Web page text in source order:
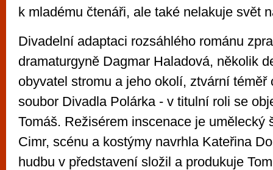
k mladému čtenáři, ale také nelakuje svět
Divadelní adaptaci rozsáhlého románu
dramaturgyně Dagmar Haladová, několik
obyvatel stromu a jeho okolí, ztvární téměř
soubor Divadla Polárka - v titulní roli se
Tomáš. Režisérem inscenace je umělecký
Cimr, scénu a kostýmy navrhla Kateřina
hudbu v představení složil a produkuje